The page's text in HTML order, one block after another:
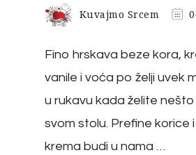
Kuvajmo Srcem
Fino hrskava beze kora,
vanile i voća po želji uvek
u rukavu kada želite
svom stolu. Prefine korice
krema budi u nama …